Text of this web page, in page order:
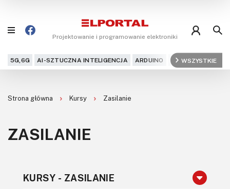
Projektowanie i programowanie elektroniki
5G,6G AI-SZTUCZNA INTELIGENCJA ARDUINO ARM AUDIO
WSZYSTKIE
Kursy
Czytelnia
Strona główna Kursy Zasilanie
ZASILANIE
KURSY - ZASILANIE